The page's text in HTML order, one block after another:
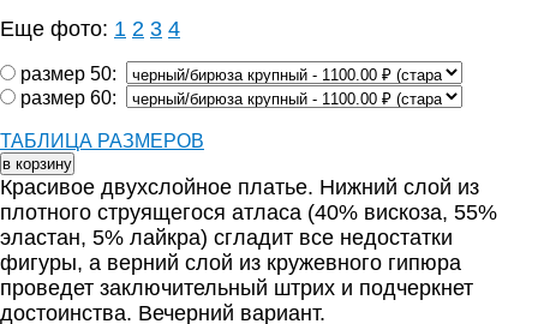
Еще фото: 1 2 3 4
размер 50:
размер 60:
ТАБЛИЦА РАЗМЕРОВ
Красивое двухслойное платье. Нижний слой из
плотного струящегося атласа (40% вискоза, 55%
эластан, 5% лайкра) сгладит все недостатки
фигуры, а верний слой из кружевного гипюра
проведет заключительный штрих и подчеркнет
достоинства. Вечерний вариант.